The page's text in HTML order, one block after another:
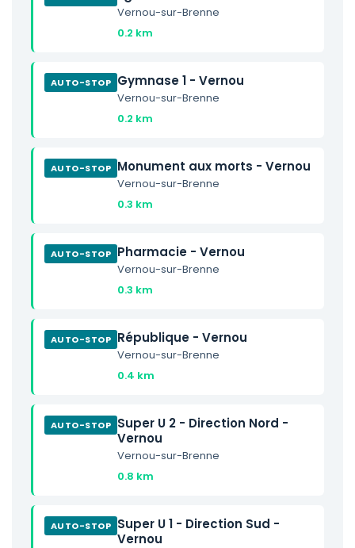
Vernou-sur-Brenne
0.2 km
AUTO-STOP Gymnase 1 - Vernou
Vernou-sur-Brenne
0.2 km
AUTO-STOP Monument aux morts - Vernou
Vernou-sur-Brenne
0.3 km
AUTO-STOP Pharmacie - Vernou
Vernou-sur-Brenne
0.3 km
AUTO-STOP République - Vernou
Vernou-sur-Brenne
0.4 km
AUTO-STOP Super U 2 - Direction Nord -
Vernou
Vernou-sur-Brenne
0.8 km
AUTO-STOP Super U 1 - Direction Sud -
Vernou